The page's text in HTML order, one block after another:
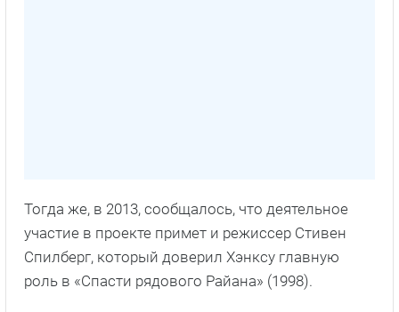
Тогда же, в 2013, сообщалось, что деятельное
участие в проекте примет и режиссер Стивен
Спилберг, который доверил Хэнксу главную
роль в «Спасти рядового Райана» (1998).